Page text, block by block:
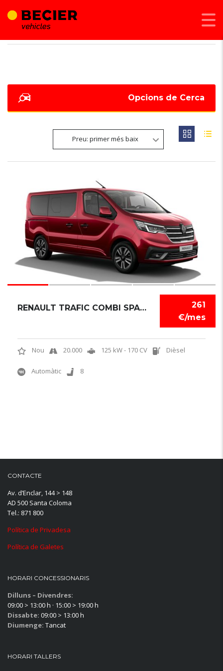
Opcions de Cerca
Preu: primer més baix
261
€/mes
RENAULT TRAFIC COMBI SPACECLASS
Nou 20.000 125 kW - 170 CV Dièsel
Automàtic 8
CONTACTE
Av. d’Enclar, 144 > 148
AD 500 Santa Coloma
Tel.: 871 800
Política de Privadesa
Política de Galetes
HORARI CONCESSIONARIS
Dilluns – Divendres:
09:00 > 13:00 h · 15:00 > 19:00 h
Dissabte: 09:00 > 13:00 h
Diumenge: Tancat
HORARI TALLERS